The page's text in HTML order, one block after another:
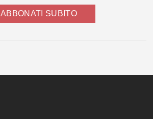
ABBONATI SUBITO